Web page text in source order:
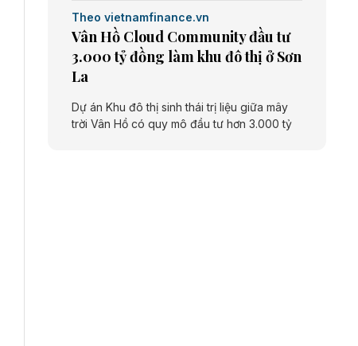
Theo vietnamfinance.vn
Vân Hồ Cloud Community đầu tư
3.000 tỷ đồng làm khu đô thị ở Sơn
La
Dự án Khu đô thị sinh thái trị liệu giữa mây
trời Vân Hồ có quy mô đầu tư hơn 3.000 tỷ